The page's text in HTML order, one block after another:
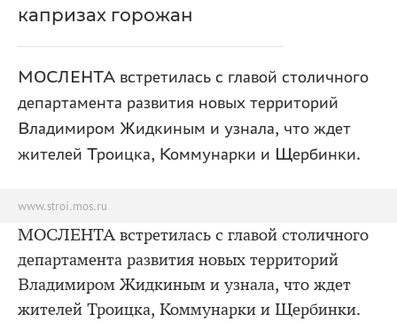
капризах горожан
МОСЛЕНТА встретилась с главой столичного
департамента развития новых территорий
Владимиром Жидкиным и узнала, что ждет
жителей Троицка, Коммунарки и Щербинки.
www.stroi.mos.ru
МОСЛЕНТА встретилась с главой столичного
департамента развития новых территорий
Владимиром Жидкиным и узнала, что ждет
жителей Троицка, Коммунарки и Щербинки.